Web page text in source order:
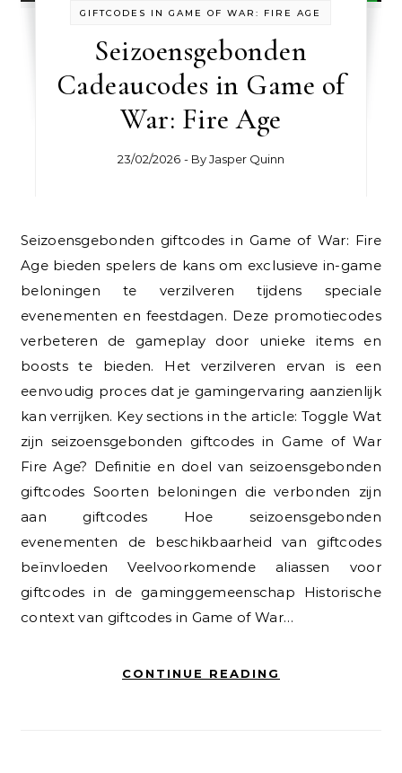
GIFTCODES IN GAME OF WAR: FIRE AGE
Seizoensgebonden
Cadeaucodes in Game of
War: Fire Age
23/02/2026 - ByJasper Quinn
Seizoensgebonden giftcodes in Game of War: Fire
Age bieden spelers de kans om exclusieve in-game
beloningen te verzilveren tijdens speciale
evenementen en feestdagen. Deze promotiecodes
verbeteren de gameplay door unieke items en
boosts te bieden. Het verzilveren ervan is een
eenvoudig proces dat je gamingervaring aanzienlijk
kan verrijken. Key sections in the article: Toggle Wat
zijn seizoensgebonden giftcodes in Game of War
Fire Age? Definitie en doel van seizoensgebonden
giftcodes Soorten beloningen die verbonden zijn
aan giftcodes Hoe seizoensgebonden
evenementen de beschikbaarheid van giftcodes
beïnvloeden Veelvoorkomende aliassen voor
giftcodes in de gaminggemeenschap Historische
context van giftcodes in Game of War…
CONTINUE READING